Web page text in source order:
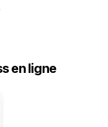
en ligne